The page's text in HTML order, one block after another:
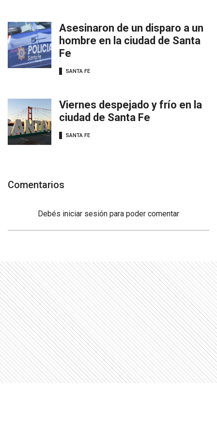
Asesinaron de un disparo a un
hombre en la ciudad de Santa
Fe
SANTA FE
Viernes despejado y frío en la
ciudad de Santa Fe
SANTA FE
Comentarios
Debés iniciar sesión para poder comentar